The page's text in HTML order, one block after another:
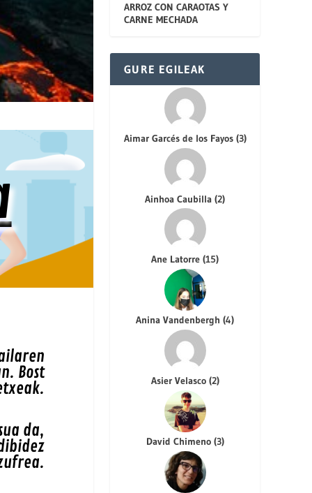
Bost
da,
ARROZ CON CARAOTAS Y
CARNE MECHADA
GURE EGILEAK
Aimar Garcés de los Fayos (3)
Ainhoa Caubilla(2)
Ane Latorre(15)
Anina Vandenbergh(4)
Asier Velasco (2)
David Chimeno (3)